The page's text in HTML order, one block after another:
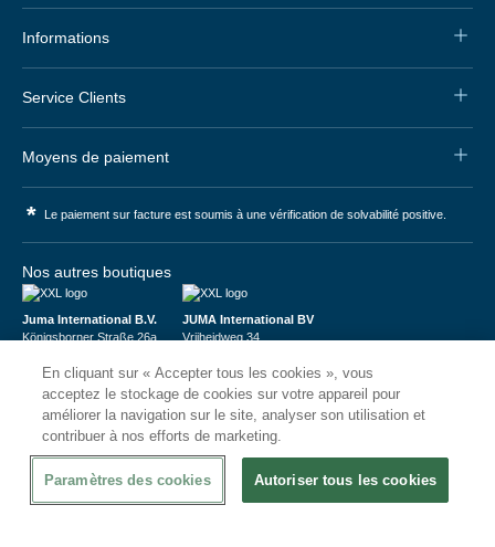
Informations
Service Clients
Moyens de paiement
* Le paiement sur facture est soumis à une vérification de solvabilité positive.
Nos autres boutiques
Juma International B.V.
Königsborner Straße 26a
USt-ID: DE321159873
Handelsregister: 58573909
JUMA International BV
Vrijheidweg 34
BTW: NL853095048B01
K.V.K.: 58573909
En cliquant sur « Accepter tous les cookies », vous
acceptez le stockage de cookies sur votre appareil pour
améliorer la navigation sur le site, analyser son utilisation et
contribuer à nos efforts de marketing.
Paramètres des cookies Autoriser tous les cookies